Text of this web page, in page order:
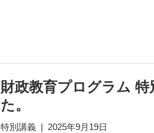
財政教育プログラム
た。
特別講義 2025年9月19日